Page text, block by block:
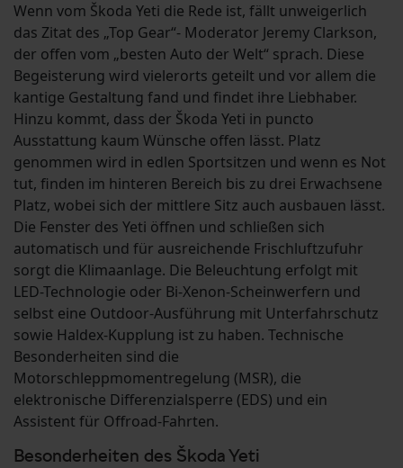
Wenn vom Škoda Yeti die Rede ist, fällt unweigerlich
das Zitat des „Top Gear“- Moderator Jeremy Clarkson,
der offen vom „besten Auto der Welt“ sprach. Diese
Begeisterung wird vielerorts geteilt und vor allem die
kantige Gestaltung fand und findet ihre Liebhaber.
Hinzu kommt, dass der Škoda Yeti in puncto
Ausstattung kaum Wünsche offen lässt. Platz
genommen wird in edlen Sportsitzen und wenn es Not
tut, finden im hinteren Bereich bis zu drei Erwachsene
Platz, wobei sich der mittlere Sitz auch ausbauen lässt.
Die Fenster des Yeti öffnen und schließen sich
automatisch und für ausreichende Frischluftzufuhr
sorgt die Klimaanlage. Die Beleuchtung erfolgt mit
LED-Technologie oder Bi-Xenon-Scheinwerfern und
selbst eine Outdoor-Ausführung mit Unterfahrschutz
sowie Haldex-Kupplung ist zu haben. Technische
Besonderheiten sind die
Motorschleppmomentregelung (MSR), die
elektronische Differenzialsperre (EDS) und ein
Assistent für Offroad-Fahrten.
Besonderheiten des Škoda Yeti